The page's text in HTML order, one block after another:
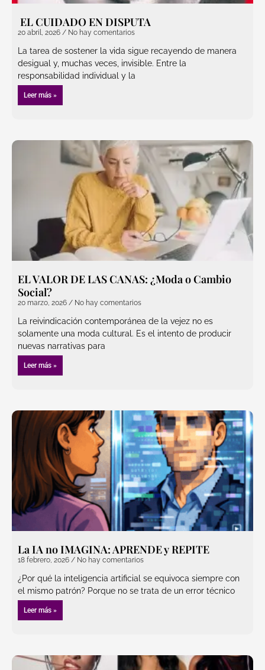
EL CUIDADO EN DISPUTA
20 abril, 2026 No hay comentarios
La tarea de sostener la vida sigue recayendo de manera
desigual y, muchas veces, invisible. Entre la
responsabilidad individual y la
Leer más »
EL VALOR DE LAS CANAS: ¿Moda o Cambio
Social?
20 marzo, 2026 No hay comentarios
La reivindicación contemporánea de la vejez no es
solamente una moda cultural. Es el intento de producir
nuevas narrativas para
Leer más »
La IA no IMAGINA: APRENDE y REPITE
18 febrero, 2026 No hay comentarios
¿Por qué la inteligencia artificial se equivoca siempre con
el mismo patrón? Porque no se trata de un error técnico
Leer más »